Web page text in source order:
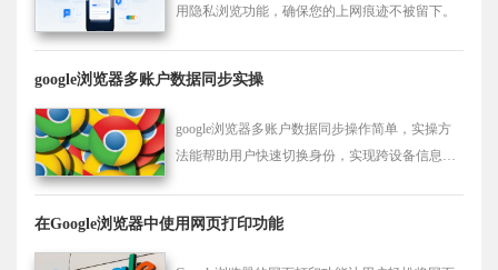
用隐私浏览功能，确保您的上网痕迹不被留下。
google浏览器多账户数据同步实操
google浏览器多账户数据同步操作简单，实操方
法能帮助用户快速切换身份，实现跨设备信息共
在Google浏览器中使用网页打印功能